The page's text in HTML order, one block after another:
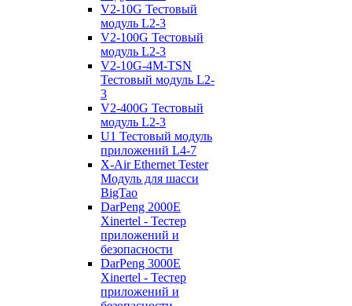
V2-10G Тестовый
модуль L2-3
V2-100G Тестовый
модуль L2-3
V2-10G-4M-TSN
Тестовый модуль L2-
3
V2-400G Тестовый
модуль L2-3
U1 Тестовый модуль
приложений L4-7
X-Air Ethernet Tester
Модуль для шасси
BigTao
DarPeng 2000E
Xinertel - Тестер
приложений и
безопасности
DarPeng 3000E
Xinertel - Тестер
приложений и